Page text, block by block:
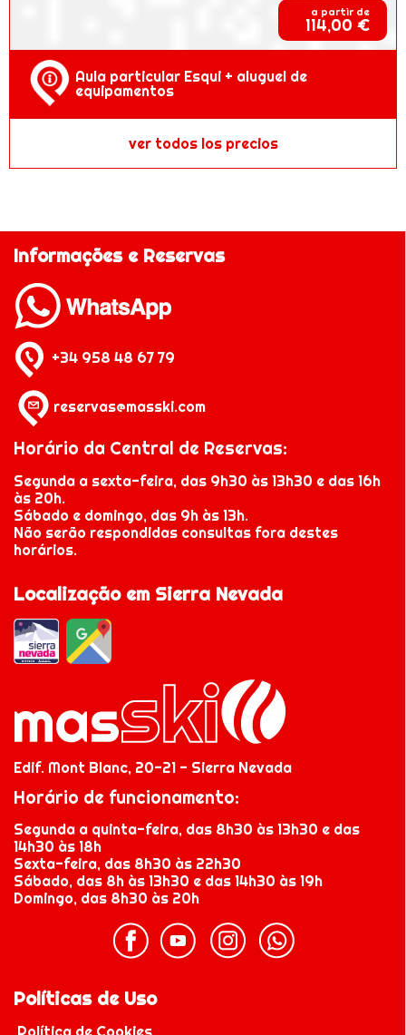
a partir de
114,00 €
Aula particular Esqui + aluguel de
equipamentos
ver todos los precios
Informações e Reservas
+34 958 48 67 79
reservas@masski.com
Horário da Central de Reservas:
Segunda a sexta-feira, das 9h30 às 13h30 e das 16h
às 20h.
Sábado e domingo, das 9h às 13h.
Não serão respondidas consultas fora destes
horários.
Localização em Sierra Nevada
Edif. Mont Blanc, 20-21 - Sierra Nevada
Horário de funcionamento:
Segunda a quinta-feira, das 8h30 às 13h30 e das
14h30 às 18h
Sexta-feira, das 8h30 às 22h30
Sábado, das 8h às 13h30 e das 14h30 às 19h
Domingo, das 8h30 às 20h
Políticas de Uso